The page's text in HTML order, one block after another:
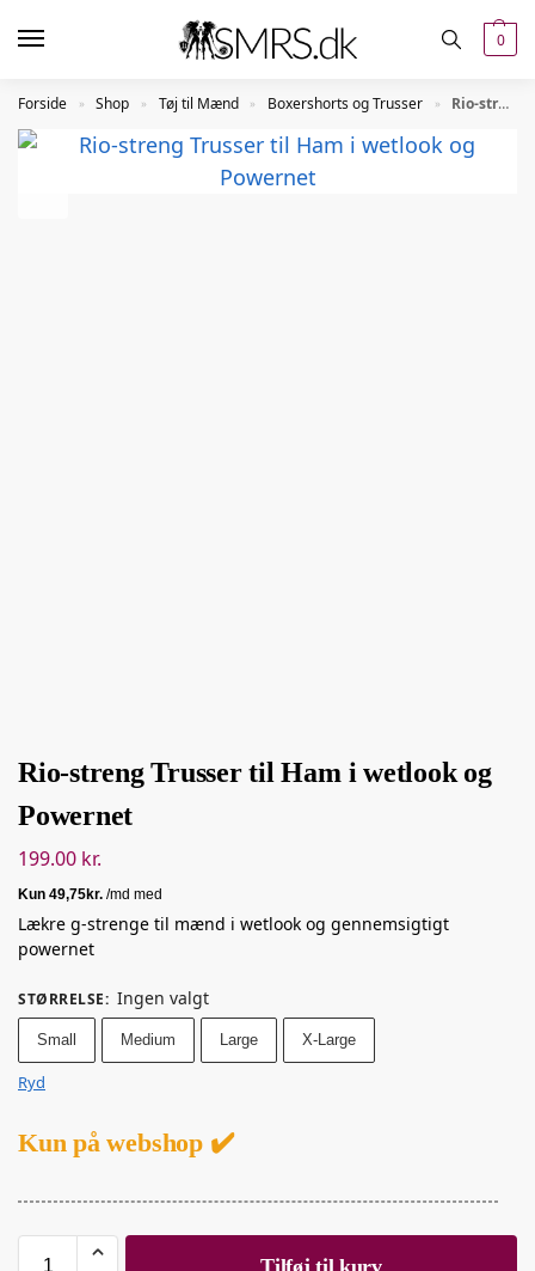
0
Forside » Shop » Tøj til Mænd » Boxershorts og Trusser » Rio-streng Trusser til Ham i wetlook og Powernet
Rio-streng Trusser til Ham i wetlook og
Powernet
199.00 kr.
Lækre g-strenge til mænd i wetlook og gennemsigtigt
powernet
STØRRELSE: Ingen valgt
Small Medium Large X-Large
Ryd
Kun på webshop ✔️